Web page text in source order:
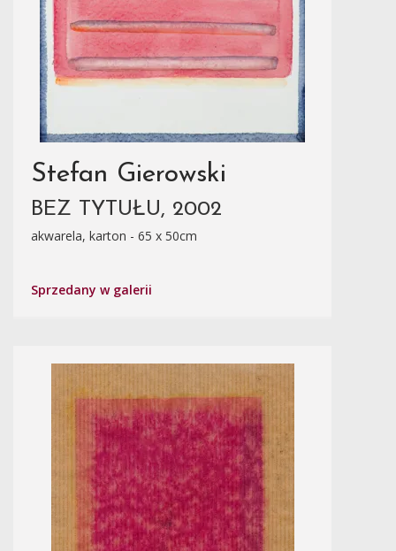
Stefan Gierowski
BEZ TYTUŁU, 2002
akwarela, karton - 65 x 50cm
Sprzedany w galerii